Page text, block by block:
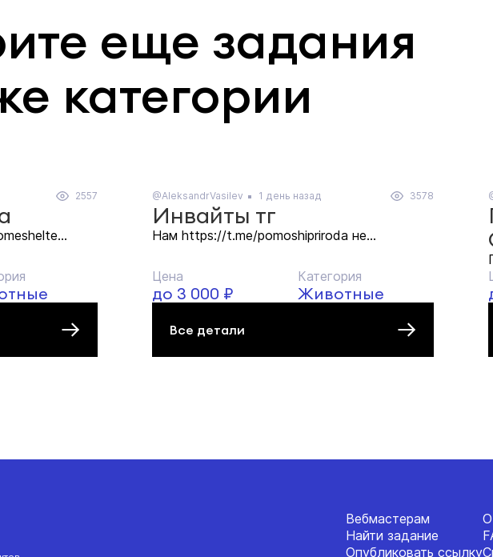
еще задания
категории
2557 @AleksandrVasilev 1 день назад 3578
Инвайты тг
Нам https://t.me/pomoshipriroda не...
Цена
до 3 000 ₽
Категория
Животные
Все детали
Вебмастерам
Найти задание
Опубликовать ссылку
О